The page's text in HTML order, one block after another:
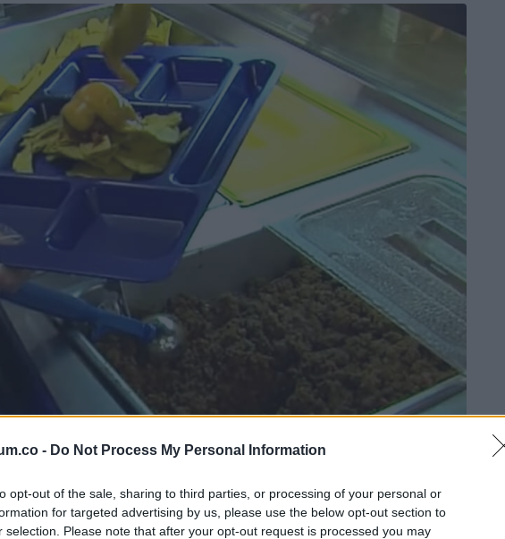
- Do Not Process My Personal Information
opt-out of the sale, sharing to third parties, or processing of your personal or
for targeted advertising by us, please use the below opt-out section to
selection. Please note that after your opt-out request is processed you may
sajtos szendvicset adnak ebédre, úgy érezte, cselekednie kell.
és annyira feldúlt volt a helyzet miatt, hogy megkérdezte, hogyan